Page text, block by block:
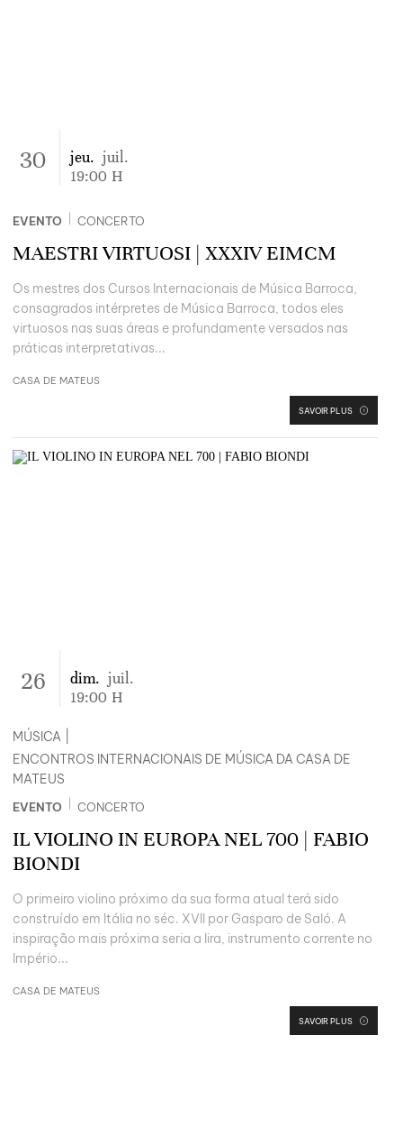
30 jeu. juil.
19:00 H
EVENTO | CONCERTO
MAESTRI VIRTUOSI | XXXIV EIMCM
Os mestres dos Cursos Internacionais de Música Barroca,
consagrados intérpretes de Música Barroca, todos eles
virtuosos nas suas áreas e profundamente versados nas
práticas interpretativas...
CASA DE MATEUS
SAVOIR PLUS
26 dim. juil.
19:00 H
EVENTO CONCERTO
IL VIOLINO IN EUROPA NEL 700 | FABIO
BIONDI
O primeiro violino próximo da sua forma atual terá sido
construído em Itália no séc. XVII por Gasparo de Saló. A
inspiração mais próxima seria a lira, instrumento corrente no
Império...
CASA DE MATEUS
SAVOIR PLUS
MÚSICA
ENCONTROS INTERNACIONAIS DE MÚSICA DA CASA DE
MATEUS